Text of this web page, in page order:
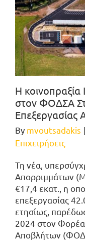
Η
στον ΦΟΔΣΑ
By mvoutsadakis |
Επιχειρήσεις
Τη νέα,
Απορριμμάτων
€17,4 εκατ., η
επεξεργασίας
ετησίως,
2024 στον Φορέα
Αποβλήτων